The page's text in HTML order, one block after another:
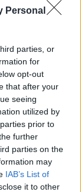
Personal
parties, or
for
opt-out
that after your
seeing
utilized by
prior to
further
parties on the
may
IAB’s List of
it to other
codice rosso
e ristoratore
del Fuoco
in provincia